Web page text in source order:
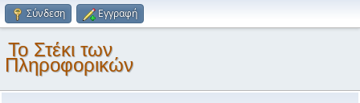
Σύνδεση Εγγραφή
Το Στέκι των
Πληροφορικών